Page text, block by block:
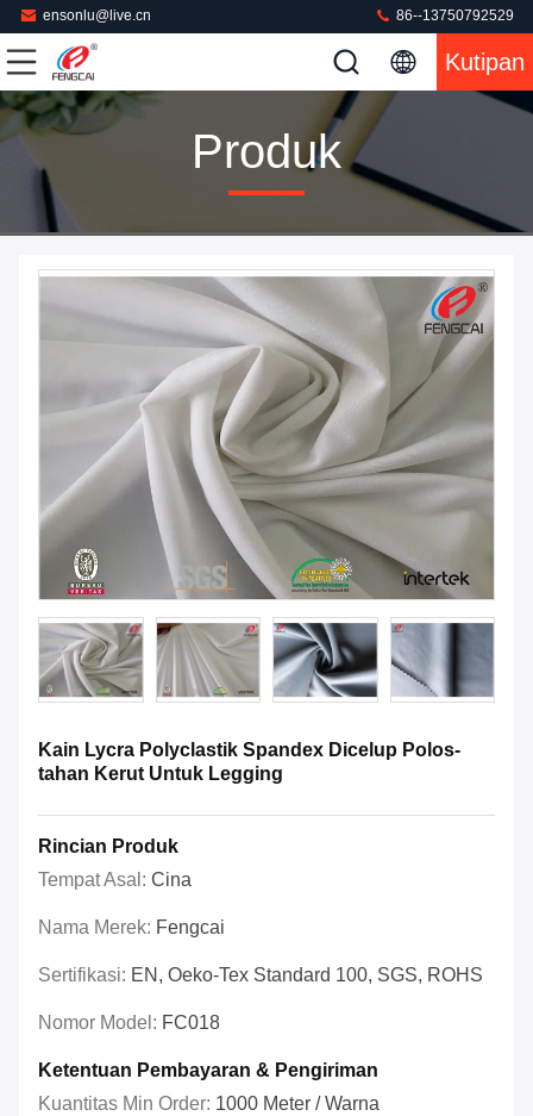
ensonlu@live.cn 86--13750792529
Kutipan
Produk
Kain Lycra Polyclastik Spandex Dicelup Polos-
tahan Kerut Untuk Legging
Rincian Produk
Tempat Asal: Cina
Nama Merek: Fengcai
Sertifikasi: EN, Oeko-Tex Standard 100, SGS, ROHS
Nomor Model: FC018
Ketentuan Pembayaran & Pengiriman
Kuantitas Min Order: 1000 Meter / Warna